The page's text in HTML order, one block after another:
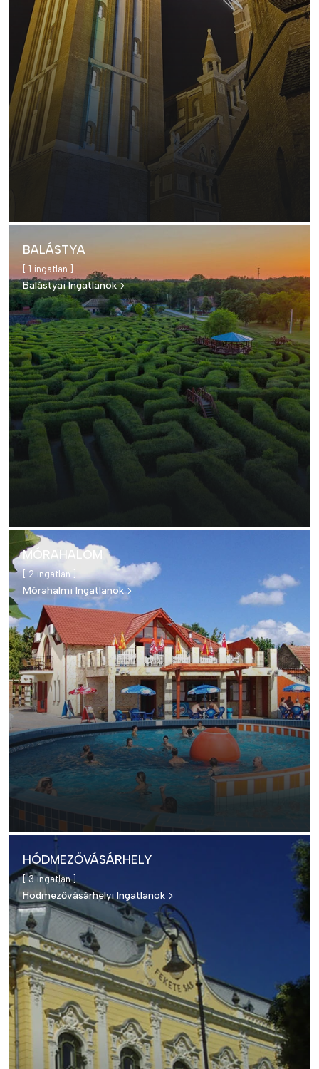
BALÁSTYA
[ 1 ingatlan ]
Balástyai Ingatlanok
MÓRAHALOM
[ 2 ingatlan ]
Mórahalmi Ingatlanok
HÓDMEZŐVÁSÁRHELY
[ 3 ingatlan ]
Hodmezővásárhelyi Ingatlanok